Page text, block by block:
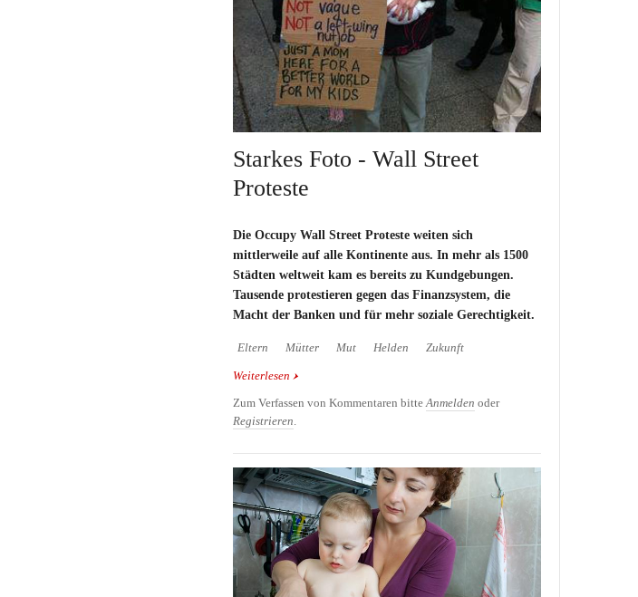
Starkes Foto - Wall Street
Proteste
Die Occupy Wall Street Proteste weiten sich
mittlerweile auf alle Kontinente aus. In mehr als 1500
Städten weltweit kam es bereits zu Kundgebungen.
Tausende protestieren gegen das Finanzsystem, die
Macht der Banken und für mehr soziale Gerechtigkeit.
Eltern Mütter Mut Helden Zukunft
Weiterlesen über Starkes Foto - Wall Street Proteste
Zum Verfassen von Kommentaren bitte Anmelden oder
Registrieren